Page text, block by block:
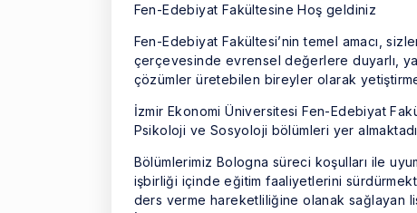
Fen-Edebiyat Fakültesine Hoş geldiniz
Fen-Edebiyat Fakültesi’nin temel amacı,
çerçevesinde evrensel değerlere duyarlı,
çözümler üretebilen bireyler olarak
İzmir Ekonomi Üniversitesi Fen-Edebiyat
Psikoloji ve Sosyoloji bölümleri yer
Bölümlerimiz Bologna süreci koşulları ile
işbirliği içinde eğitim faaliyetlerini
ders verme hareketliliğine olanak sağlayan